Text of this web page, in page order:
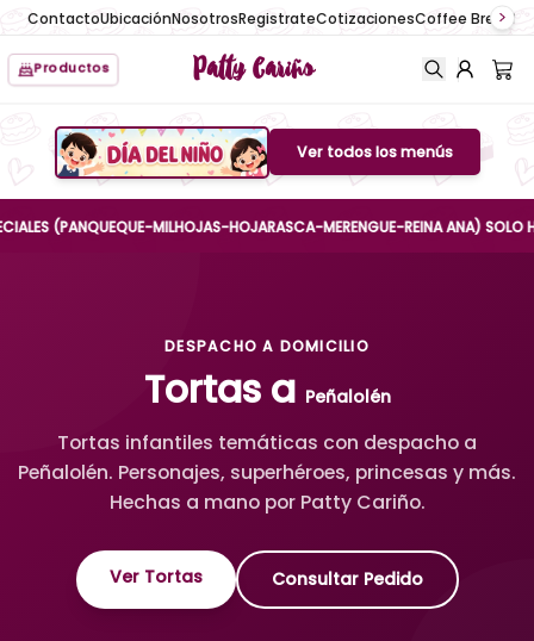
ContactoUbicaciónNosotrosRegistrateCotizacionesCoffee Break
Productos Patty Cariño
Boton de menu
Ver todos los menús
(PANQUEQUE-MILHOJAS-HOJARASCA-MERENGUE-REINA ANA) SOLO HASTA
DESPACHO A DOMICILIO
Tortas a Peñalolén
Tortas infantiles temáticas con despacho a
Peñalolén. Personajes, superhéroes, princesas y más.
Hechas a mano por Patty Cariño.
Ver Tortas Consultar Pedido